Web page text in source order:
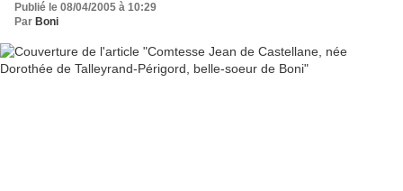
Publié le 08/04/2005 à 10:29
Par Boni